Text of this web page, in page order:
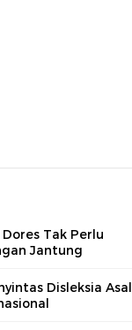
Tak Perlu
Jantung
Disleksia Asal